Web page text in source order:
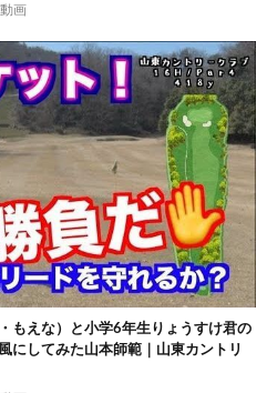
画
もえな）と小学6年生りょうすけ君の
にしてみた山本師範｜山東カントリ